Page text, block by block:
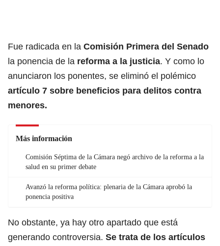
Fue radicada en la Comisión Primera del Senado
la ponencia de la reforma a la justicia. Y como lo
anunciaron los ponentes, se eliminó el polémico
artículo 7 sobre beneficios para delitos contra
menores.
Más información
Comisión Séptima de la Cámara negó archivo de la reforma a la
salud en su primer debate
Avanzó la reforma política: plenaria de la Cámara aprobó la
ponencia positiva
No obstante, ya hay otro apartado que está
generando controversia. Se trata de los artículos